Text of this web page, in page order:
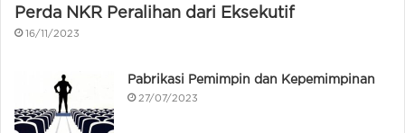
Perda NKR Peralihan dari Eksekutif
16/11/2023
Pabrikasi Pemimpin dan Kepemimpinan
27/07/2023